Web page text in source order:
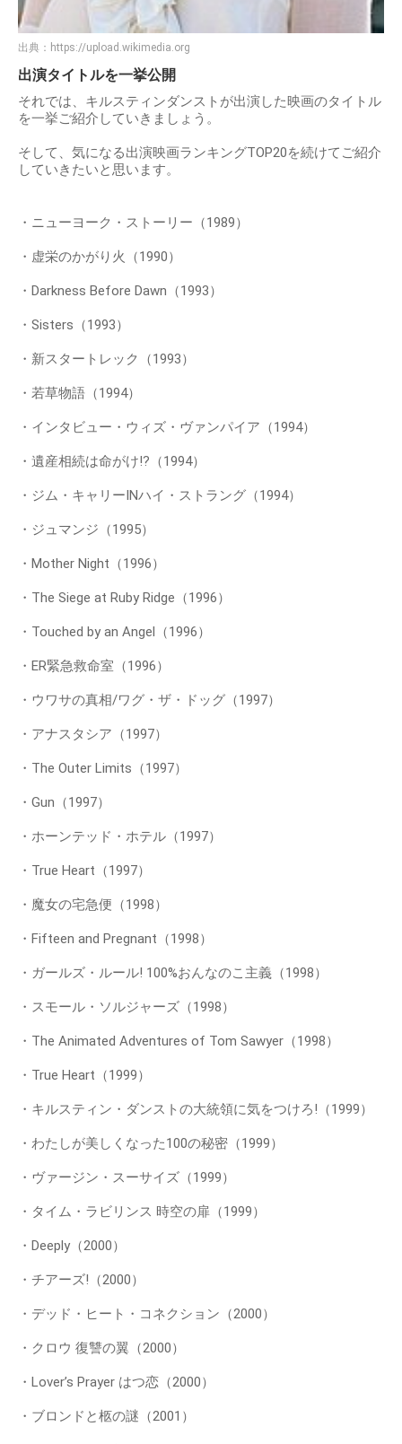
出典： https://upload.wikimedia.org
出演タイトルを一挙公開
それでは、キルスティンダンストが出演した映画のタイトル
を一挙ご紹介していきましょう。
そして、気になる出演映画ランキングTOP20を続けてご紹介
していきたいと思います。
・ニューヨーク・ストーリー（1989）
・虚栄のかがり火（1990）
・Darkness Before Dawn（1993）
・Sisters（1993）
・新スタートレック（1993）
・若草物語（1994）
・インタビュー・ウィズ・ヴァンパイア（1994）
・遺産相続は命がけ!?（1994）
・ジム・キャリーINハイ・ストラング（1994）
・ジュマンジ（1995）
・Mother Night（1996）
・The Siege at Ruby Ridge（1996）
・Touched by an Angel（1996）
・ER緊急救命室（1996）
・ウワサの真相/ワグ・ザ・ドッグ（1997）
・アナスタシア（1997）
・The Outer Limits（1997）
・Gun（1997）
・ホーンテッド・ホテル（1997）
・True Heart（1997）
・魔女の宅急便（1998）
・Fifteen and Pregnant（1998）
・ガールズ・ルール! 100%おんなのこ主義（1998）
・スモール・ソルジャーズ（1998）
・The Animated Adventures of Tom Sawyer（1998）
・True Heart（1999）
・キルスティン・ダンストの大統領に気をつけろ!（1999）
・わたしが美しくなった100の秘密（1999）
・ヴァージン・スーサイズ（1999）
・タイム・ラビリンス 時空の扉（1999）
・Deeply（2000）
・チアーズ!（2000）
・デッド・ヒート・コネクション（2000）
・クロウ 復讐の翼（2000）
・Lover’s Prayer はつ恋（2000）
・ブロンドと柩の謎（2001）